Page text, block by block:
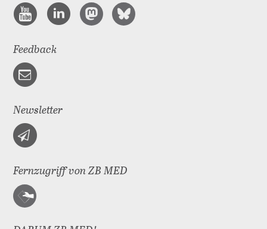
Feedback
Newsletter
Fernzugriff von ZB MED